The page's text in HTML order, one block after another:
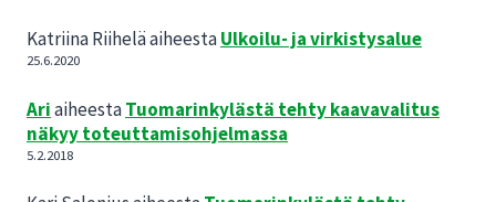
Katriina RiiheläaiheestaUlkoilu- ja virkistysalue
25.6.2020
AriaiheestaTuomarinkylästä tehty kaavavalitus
näkyy toteuttamisohjelmassa
5.2.2018